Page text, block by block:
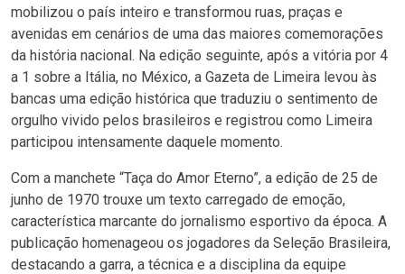
mobilizou o país inteiro e transformou ruas, praças e
avenidas em cenários de uma das maiores comemorações
da história nacional. Na edição seguinte, após a vitória por 4
a 1 sobre a Itália, no México, a Gazeta de Limeira levou às
bancas uma edição histórica que traduziu o sentimento de
orgulho vivido pelos brasileiros e registrou como Limeira
participou intensamente daquele momento.
Com a manchete “Taça do Amor Eterno”, a edição de 25 de
junho de 1970 trouxe um texto carregado de emoção,
característica marcante do jornalismo esportivo da época. A
publicação homenageou os jogadores da Seleção Brasileira,
destacando a garra, a técnica e a disciplina da equipe